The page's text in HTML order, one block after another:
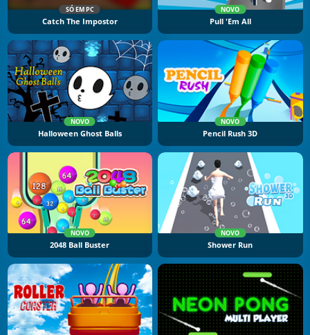
SÓ EM PC
Catch The Impostor
NOVO
Pull 'Em All
NOVO
Halloween Ghost Balls
NOVO
Pencil Rush 3D
NOVO
2048 Ball Buster
NOVO
Shower Run